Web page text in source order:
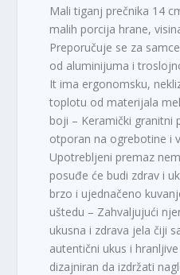
Mali tiganj prečnika 14
malih porcija hrane,
Preporučuje se za
od aluminijuma i
It ima ergonomsku,
toplotu od materijala
boji – Keramički granitni
otporan na ogrebotine i
Upotrebljeni premaz
posuđe će budi zdrav i
brzo i ujednačeno
uštedu – Zahvaljujući
ukusna i zdrava jela čiji
autentični ukus i
dizajniran da izdržati